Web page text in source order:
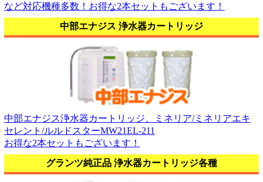
など対応機種多数！お得な2本セットもございます！
中部エナジス 浄水器カートリッジ
中部エナジス浄水器カートリッジ、ミネリア/ミネリアエキ
セレント/ルルドスターMW21EL-211
お得な2本セットもございます！
グランツ純正品 浄水器カートリッジ各種